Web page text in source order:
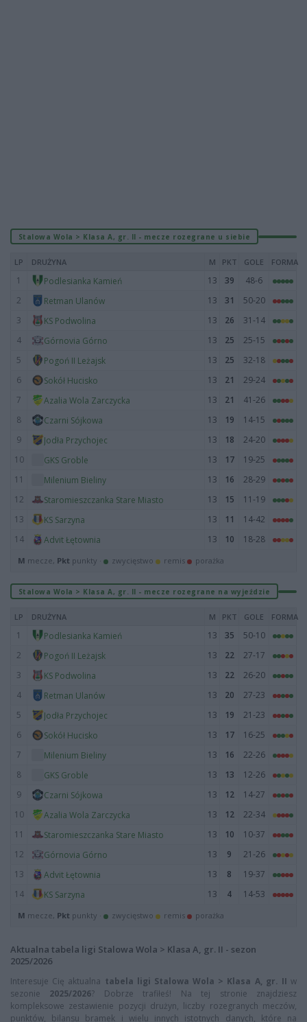
Stalowa Wola > Klasa A, gr. II - mecze rozegrane u siebie
LP DRUŻYNA M PKT GOLE FORMA
1 Podlesianka Kamień 13 39
48-6
2
Retman Ulanów 13 31
50-20
3
KS Podwolina 13 26
31-14
4
Górnovia Górno 13 25
25-15
5
Pogoń II Leżajsk 13 25
32-18
6
Sokół Hucisko 13 21
29-24
7
Azalia Wola Zarczycka 13 21
41-26
8
Czarni Sójkowa 13 19
14-15
9
Jodła Przychojec 13 18
24-20
10
GKS Groble 13 17
19-25
11
Milenium Bieliny 13 16
28-29
12
Staromieszczanka Stare Miasto 13 15
11-19
13
KS Sarzyna 13 11
14-42
14
Advit Łętownia 13 10 18-28
M mecze, Pkt punkty · zwycięstwo remis porażka
Stalowa Wola > Klasa A, gr. II - mecze rozegrane na wyjeździe
LP DRUŻYNA M PKT GOLE FORMA
1 Podlesianka Kamień 13 35
50-10
2
Pogoń II Leżajsk 13 22
27-17
3
KS Podwolina 13 22
26-20
4
Retman Ulanów 13 20
27-23
5
Jodła Przychojec 13 19
21-23
6
Sokół Hucisko 13 17
16-25
7
Milenium Bieliny 13 16
22-26
8
GKS Groble 13 13
12-26
9
Czarni Sójkowa 13 12
14-27
10
Azalia Wola Zarczycka 13 12
22-34
11
Staromieszczanka Stare Miasto 13 10
10-37
12
Górnovia Górno 13 9
21-26
13
Advit Łętownia 13 8
19-37
14
KS Sarzyna 13 4 14-53
M mecze, Pkt punkty · zwycięstwo remis porażka
Aktualna tabela ligi Stalowa Wola > Klasa A, gr. II - sezon
2025/2026
Interesuje Cię aktualna tabela ligi Stalowa Wola > Klasa A, gr. II w
sezonie 2025/2026? Dobrze trafiłeś! Na tej stronie znajdziesz
kompleksowe zestawienie pozycji drużyn, liczby rozegranych meczów,
punktów, bilansu bramek i wielu innych istotnych danych, które na